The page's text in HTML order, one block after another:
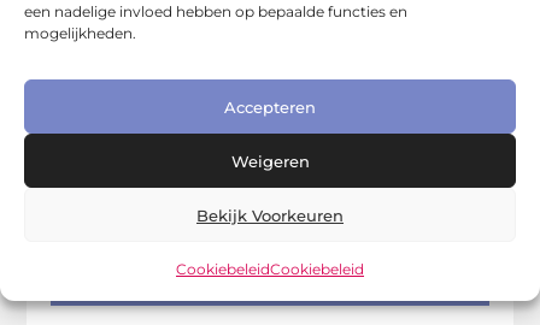
een nadelige invloed hebben op bepaalde functies en
mogelijkheden.
Accepteren
Weigeren
Bekijk Voorkeuren
CookiebeleidCookiebeleid
platform biedt de perfecte gelegenheid om jouw
publiek te delen. Druk op de knop ‘Registreren’
en ontwikkeling.
Registreer u vandaag nog